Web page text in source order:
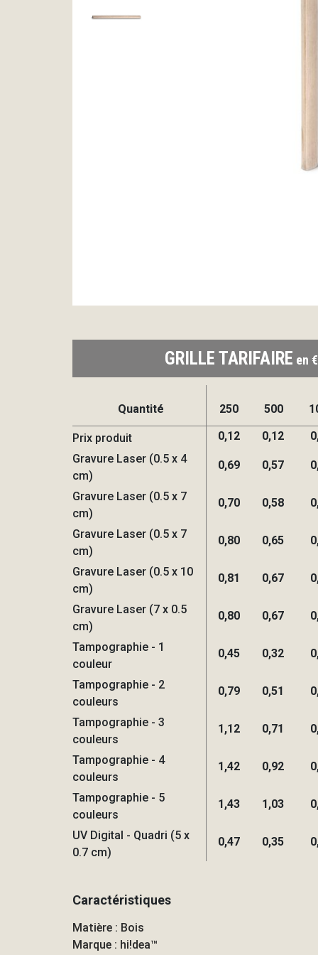
GRILLE TARIFAIRE en
Quantité 250 500
Prix produit 0,12 0,12
Gravure Laser (0.5 x 4
cm)
0,69 0,57
Gravure Laser (0.5 x 7
cm)
0,70 0,58
Gravure Laser (0.5 x 7
cm)
0,80 0,65
Gravure Laser (0.5 x 10
cm)
0,81 0,67
Gravure Laser (7 x 0.5
cm)
0,80 0,67
Tampographie - 1
couleur
0,45 0,32
Tampographie - 2
couleurs
0,79 0,51
Tampographie - 3
couleurs
1,12 0,71
Tampographie - 4
couleurs
1,42 0,92
Tampographie - 5
couleurs
1,43 1,03
UV Digital - Quadri (5 x
0.7 cm)
0,47 0,35
Caractéristiques
Matière : Bois
Marque : hi!dea™